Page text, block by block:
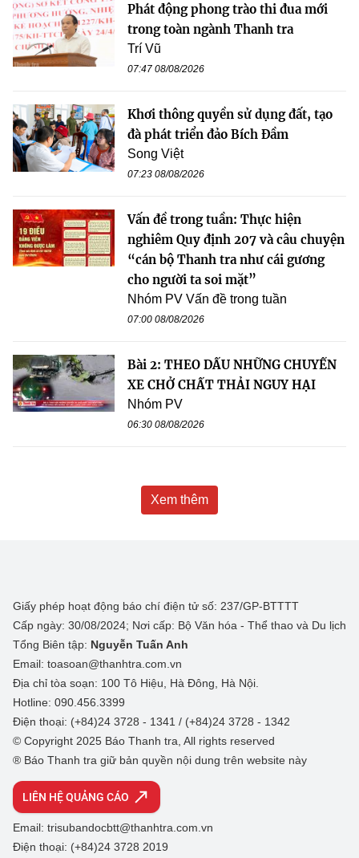
Phát động phong trào thi đua mới
trong toàn ngành Thanh tra
Trí Vũ
07:47 08/08/2026
Khơi thông quyền sử dụng đất, tạo
đà phát triển đảo Bích Đầm
Song Việt
07:23 08/08/2026
Vấn đề trong tuần: Thực hiện
nghiêm Quy định 207 và câu chuyện
“cán bộ Thanh tra như cái gương
cho người ta soi mặt”
Nhóm PV Vấn đề trong tuần
07:00 08/08/2026
Bài 2: THEO DẤU NHỮNG CHUYẾN
XE CHỞ CHẤT THẢI NGUY HẠI
Nhóm PV
06:30 08/08/2026
Xem thêm
Giấy phép hoạt động báo chí điện tử số: 237/GP-BTTTT
Cấp ngày: 30/08/2024; Nơi cấp: Bộ Văn hóa - Thể thao và Du lịch
Tổng Biên tập: Nguyễn Tuấn Anh
Email: toasoan@thanhtra.com.vn
Địa chỉ tòa soạn: 100 Tô Hiệu, Hà Đông, Hà Nội.
Hotline: 090.456.3399
Điện thoại: (+84)24 3728 - 1341 / (+84)24 3728 - 1342
© Copyright 2025 Báo Thanh tra, All rights reserved
® Báo Thanh tra giữ bản quyền nội dung trên website này
LIÊN HỆ QUẢNG CÁO
Email: trisubandocbtt@thanhtra.com.vn
Điện thoại: (+84)24 3728 2019